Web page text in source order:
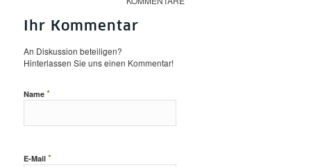
Ihr Kommentar
An Diskussion beteiligen?
Hinterlassen Sie uns einen Kommentar!
Name *
E-Mail *